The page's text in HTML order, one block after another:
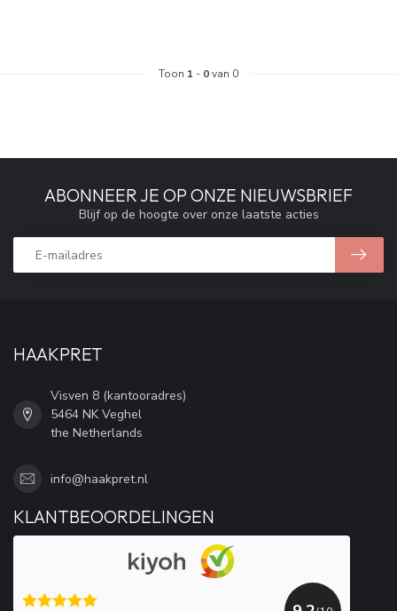
Toon 1 - 0van 0
ABONNEER JE OP ONZE NIEUWSBRIEF
Blijf op de hoogte over onze laatste acties
HAAKPRET
Visven 8 (kantooradres)
5464 NK Veghel
the Netherlands
info@haakpret.nl
KLANTBEOORDELINGEN